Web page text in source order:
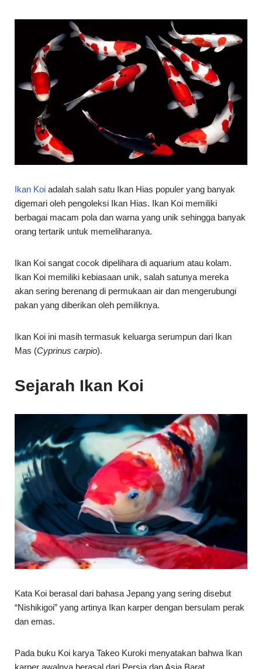
Ikan Koiadalah salah satu Ikan Hias populer yang banyak
digemari oleh pengoleksi Ikan Hias. Ikan Koi memiliki
berbagai macam pola dan warna yang unik sehingga banyak
orang tertarik untuk memeliharanya.
Ikan Koi sangat cocok dipelihara di aquarium atau kolam.
Ikan Koi memiliki kebiasaan unik, salah satunya mereka
akan sering berenang di permukaan air dan mengerubungi
Ikan Koi ini masih termasuk keluarga serumpun dari Ikan
Mas (
Cyprinus carpio
Kata Koi berasal dari bahasa Jepang yang sering disebut
“Nishikigoi” yang artinya Ikan karper dengan bersulam perak
dan emas.
Pada buku Koi karya Takeo Kuroki menyatakan bahwa Ikan
karper awalnya berasal dari Persia dan Asia Barat.
Kemudian pada sekitar 1.000 tahun yang lalu Ikan Koi masuk
Di Jepang, Ikan karper dijuluki dengan nama “Magoi”. Kata